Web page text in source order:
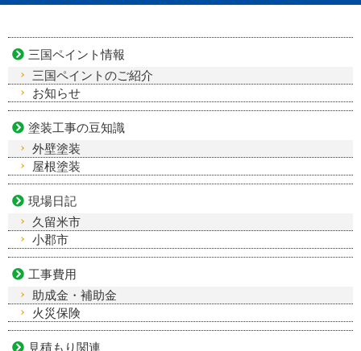
三国ペイント情報
三国ペイントのご紹介
お知らせ
塗装工事の豆知識
外壁塗装
屋根塗装
現場日記
久留米市
小郡市
工事費用
助成金・補助金
火災保険
見積もり関連